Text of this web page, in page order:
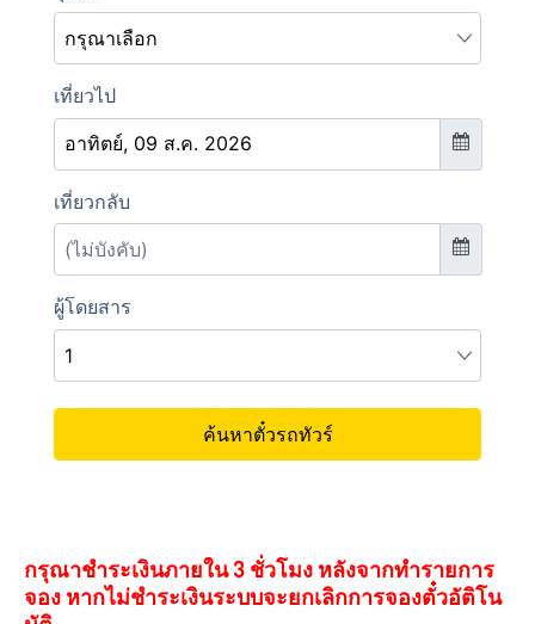
กรุณาชำระเงินภายใน 3 ชั่วโมง หลังจากทำรายการ
จอง หากไม่ชำระเงินระบบจะยกเลิกการจองตั๋วอัติโน